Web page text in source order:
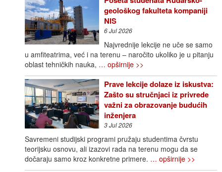
geološkog fakulteta kompaniji
NIS
6 Jul 2026
Najvrednije lekcije ne uče se samo
u amfiteatrima, već i na terenu – naročito ukoliko je u pitanju
oblast tehničkih nauka, … opširnije >>
Prave lekcije dolaze iz iskustva:
Zašto su stručnjaci iz privrede
važni za obrazovanje budućih
inženjera
3 Jul 2026
Savremeni studijski programi pružaju studentima čvrstu
teorijsku osnovu, ali izazovi rada na terenu mogu da se
dočaraju samo kroz konkretne primere. … opširnije >>